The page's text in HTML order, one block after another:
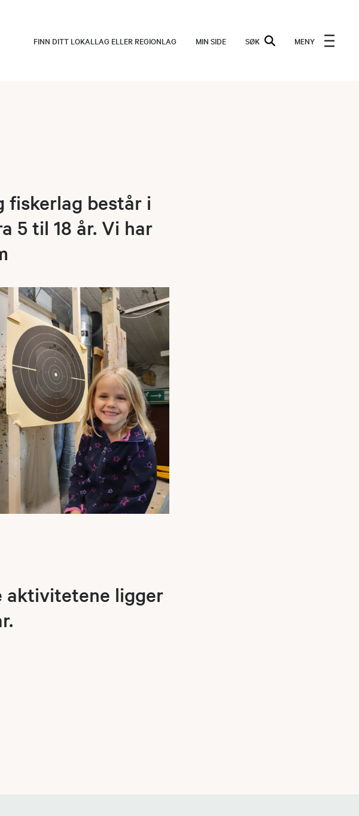
FINN DITT LOKALLAG ELLER REGIONLAG MIN SIDE SØK MENY
fiskerlag består i
5 til 18 år. Vi har
aktivitetene ligger